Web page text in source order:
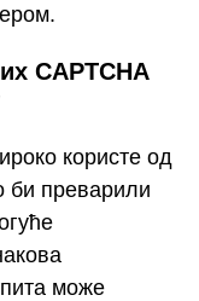
CAPTCHA
користе од
би преварили
може